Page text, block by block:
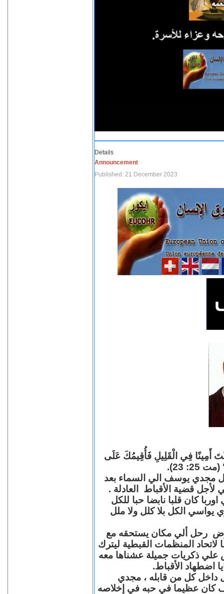
Details
Announcement
Published: 21 December 2023
أَمِينًا فِي الْقَلِيلِ فَأُقِيمُكَ عَلَى
23).
مجدي يوسف الي السماء بعد
قضية الأقباط العادلة .
كان قلبا نابضا حبا للكل
يواسي الكل بلا كلل ولا ملل
رحل ألي مكان يستحقه مع
المنظمات القبطية ليترك
علي ذكريات جميلة عشناها معه
اضطهاد الأقباط.
داخل كل من قابله ، مجدي
عظيما في حبه في إخلاصه